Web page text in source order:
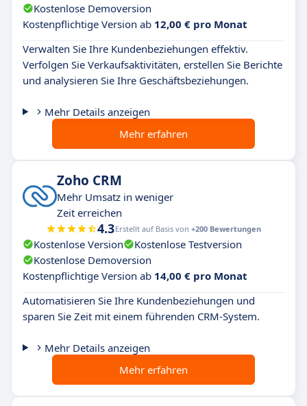
Kostenlose Demoversion
Kostenpflichtige Version ab 12,00 € pro Monat
Verwalten Sie Ihre Kundenbeziehungen effektiv.
Verfolgen Sie Verkaufsaktivitäten, erstellen Sie Berichte
und analysieren Sie Ihre Geschäftsbeziehungen.
Mehr Details anzeigen
Mehr erfahren
Zoho CRM
Mehr Umsatz in weniger
Zeit erreichen
4.3Erstellt auf Basis von +200 Bewertungen
Kostenlose Version
Kostenlose Testversion
Kostenlose Demoversion
Kostenpflichtige Version ab 14,00 € pro Monat
Automatisieren Sie Ihre Kundenbeziehungen und
sparen Sie Zeit mit einem führenden CRM-System.
Mehr Details anzeigen
Mehr erfahren